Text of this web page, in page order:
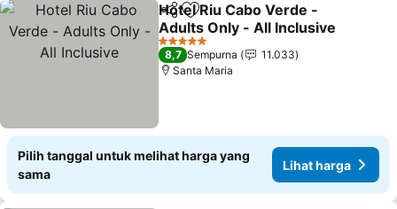
BagikanTambahkan ke favorit
Hotel Riu Cabo Verde -
Adults Only - All Inclusive
5 Bintang
8,7 Sempurna
11.033
Santa Maria
Pilih tanggal untuk melihat harga yang
sama
Lihat harga